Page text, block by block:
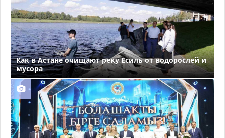
Как в Астане очищают реку Есиль от водорослей и
мусора